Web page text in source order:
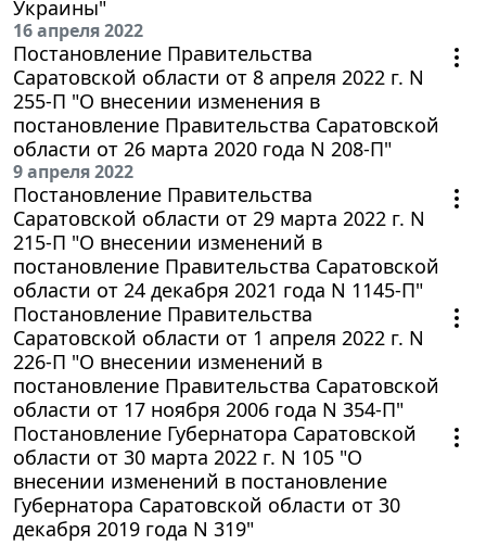
Украины"
16 апреля 2022
Постановление Правительства
Саратовской области от 8 апреля 2022 г. N
255-П "О внесении изменения в
постановление Правительства Саратовской
области от 26 марта 2020 года N 208-П"
9 апреля 2022
Постановление Правительства
Саратовской области от 29 марта 2022 г. N
215-П "О внесении изменений в
постановление Правительства Саратовской
области от 24 декабря 2021 года N 1145-П"
Постановление Правительства
Саратовской области от 1 апреля 2022 г. N
226-П "О внесении изменений в
постановление Правительства Саратовской
области от 17 ноября 2006 года N 354-П"
Постановление Губернатора Саратовской
области от 30 марта 2022 г. N 105 "О
внесении изменений в постановление
Губернатора Саратовской области от 30
декабря 2019 года N 319"